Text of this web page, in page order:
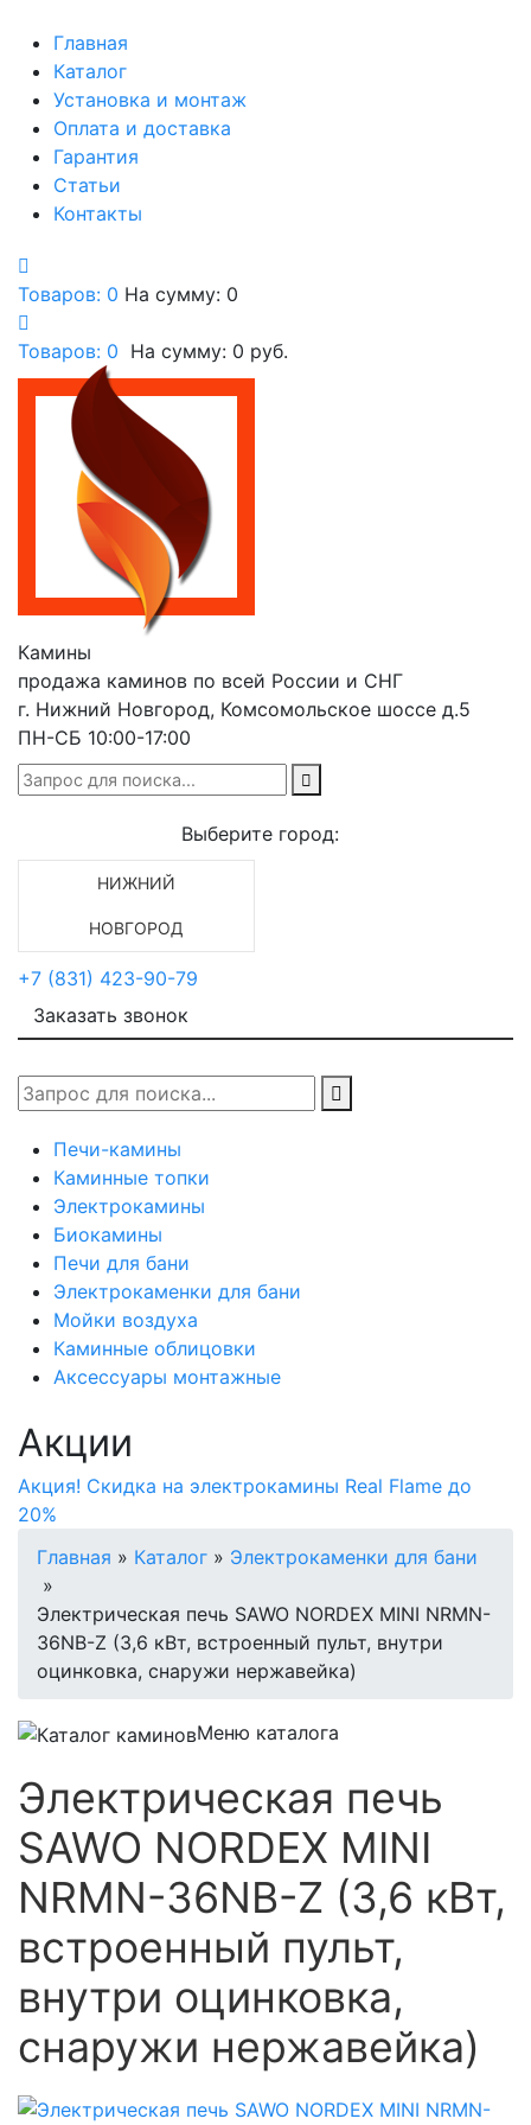
Главная
Каталог
Установка и монтаж
Оплата и доставка
Гарантия
Статьи
Контакты
Товаров: 0 На сумму: 0
Товаров: 0 На сумму: 0 руб.
Камины
продажа каминов по всей России и СНГ
г. Нижний Новгород, Комсомольское шоссе д.5
ПН-СБ 10:00-17:00
Выберите город:
НИЖНИЙ
НОВГОРОД
+7 (831) 423-90-79
Заказать звонок
Печи-камины
Каминные топки
Электрокамины
Биокамины
Печи для бани
Электрокаменки для бани
Мойки воздуха
Каминные облицовки
Аксессуары монтажные
Акции
Акция! Скидка на электрокамины Real Flame до
20%
Главная » Каталог » Электрокаменки для бани
»
Электрическая печь SAWO NORDEX MINI NRMN-
36NB-Z (3,6 кВт, встроенный пульт, внутри
оцинковка, снаружи нержавейка)
Меню каталога
Электрическая печь
SAWO NORDEX MINI
NRMN-36NB-Z (3,6 кВт,
встроенный пульт,
внутри оцинковка,
снаружи нержавейка)